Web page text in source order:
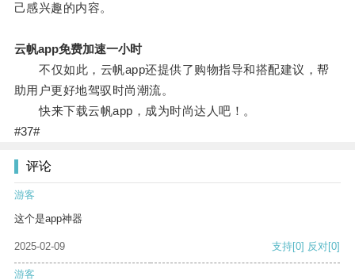
己感兴趣的内容。
云帆app免费加速一小时
不仅如此，云帆app还提供了购物指导和搭配建议，帮
助用户更好地驾驭时尚潮流。
快来下载云帆app，成为时尚达人吧！。
#37#
评论
游客
这个是app神器
2025-02-09 支持[0] 反对[0]
游客